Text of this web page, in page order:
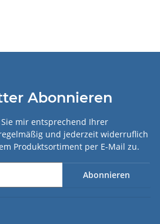
Abonnieren
mir entsprechend Ihrer
und jederzeit widerruflich
Produktsortiment per E-Mail zu.
Abonnieren